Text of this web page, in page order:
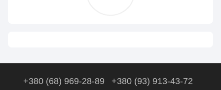
+380 (68) 969-28-89 +380 (93) 913-43-72